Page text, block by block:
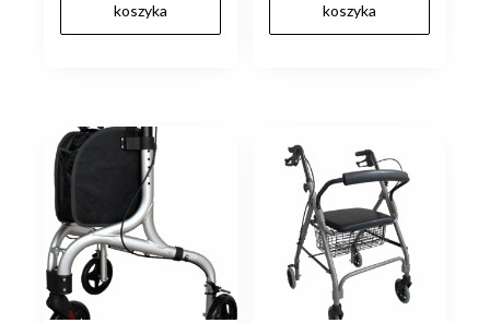
360,00 zł.
koszyka
koszyka